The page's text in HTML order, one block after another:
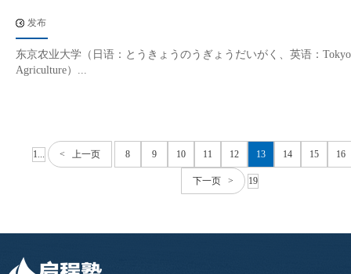
发布
东京农业大学（日语：とうきょうのうぎょうだいがく、英语：
Agriculture）...
1... < 上一页 8 9 10 11 12 13 14 15 16
下一页 > 19